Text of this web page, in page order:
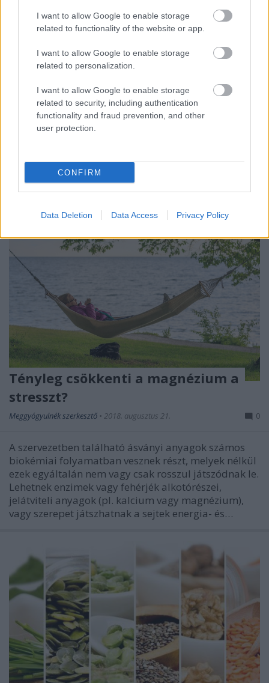
I want to allow Google to enable storage
related to functionality of the website or app.
I want to allow Google to enable storage
related to personalization.
I want to allow Google to enable storage
related to security, including authentication
functionality and fraud prevention, and other
user protection.
CONFIRM
Data Deletion Data Access Privacy Policy
Segíthet a magnézium a sísérülések
elkerülésében?
Meggyógyulnék szerkesztő•2019. február 07.
Február a síszünetek hónapja, ilyenkor indulnak a
legtöbben hosszabb-rövidebb téli sportcélú
szabadságra. Korábbi cikkünkben már részletesen
foglalkoztunk azzal, hogy kinek ajánlott a síelés-
kivédeni. Most…
Tényleg csökkenti a magnézium a
stresszt?
Meggyógyulnék szerkesztő • 2018. augusztus 21. 0
A szervezetben található ásványi anyagok számos
biokémiai folyamatban vesznek részt, melyek nélkül
ezek egyáltalán nem vagy csak rosszul játszódnak le.
Lehetnek enzimek vagy fehérjék alkotórészei,
jelátviteli anyagok (pl. kalcium vagy magnézium),
vagy szerepet játszhatnak a sejtek energia- és…